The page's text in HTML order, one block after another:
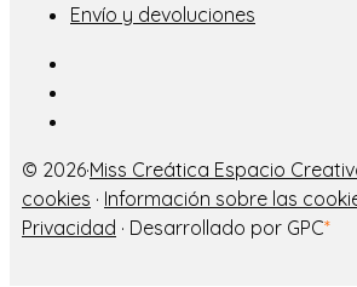
Envío y devoluciones
© 2026·Miss Creática Espacio
cookies · Información sobre las
Privacidad · Desarrollado por GPC*